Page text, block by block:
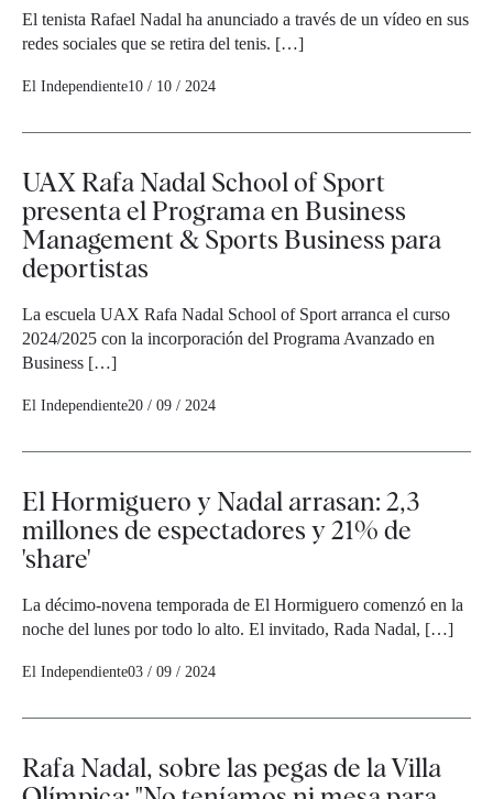
El tenista Rafael Nadal ha anunciado a través de un vídeo en sus
redes sociales que se retira del tenis. […]
El Independiente10 / 10 / 2024
UAX Rafa Nadal School of Sport
presenta el Programa en Business
Management & Sports Business para
deportistas
La escuela UAX Rafa Nadal School of Sport arranca el curso
2024/2025 con la incorporación del Programa Avanzado en
Business […]
El Independiente20 / 09 / 2024
El Hormiguero y Nadal arrasan: 2,3
millones de espectadores y 21% de
'share'
La décimo-novena temporada de El Hormiguero comenzó en la
noche del lunes por todo lo alto. El invitado, Rada Nadal, […]
El Independiente03 / 09 / 2024
Rafa Nadal, sobre las pegas de la Villa